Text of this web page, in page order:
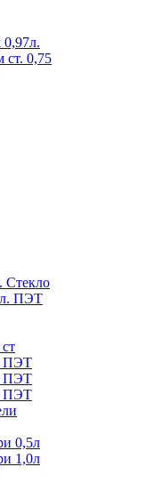
0,97л.
0,75
Стекло
ПЭТ
ПЭТ
ПЭТ
ПЭТ
0,5л
1,0л